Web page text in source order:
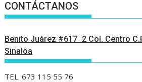
CONTÁCTANOS
Benito Juárez #617_2 Col. Centro
Sinaloa
TEL. 673 115 55 76